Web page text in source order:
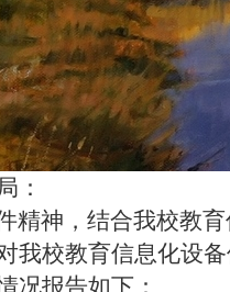
：
精神，结合我校教
我校教育信息化设
况报告如下：